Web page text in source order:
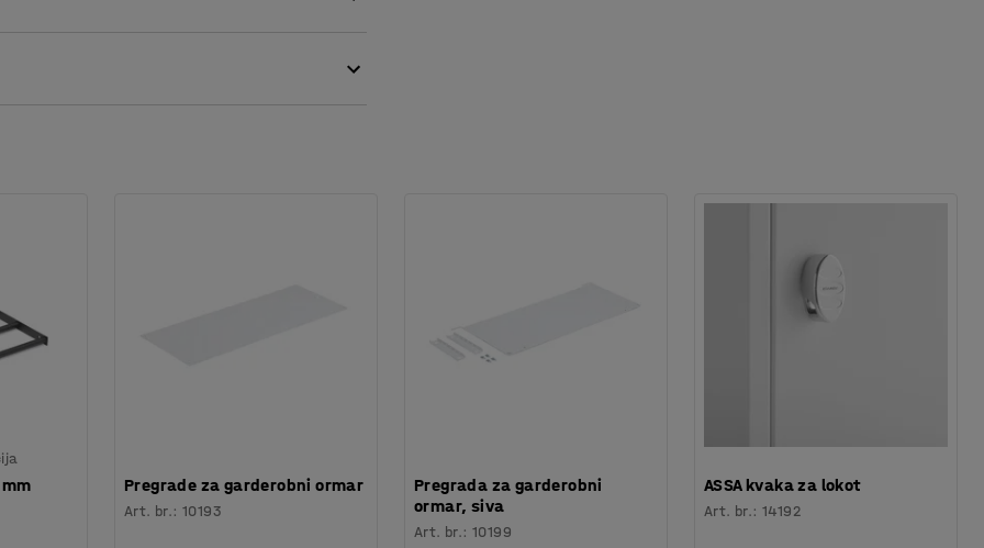
za tiho zatvaranje.
strane. Također postoji ventilacija u obliku
od potpuno zavarenog čelika
nogama. Postolje s klupom podiže
ispod ormarića. Može se montirati na
Pregrade za garderobni ormar
Art. br.:10193
Pregrada za garderobni
ormar, siva
Art. br.:10199
ASSA kvaka za lokot
Art. br.:14192